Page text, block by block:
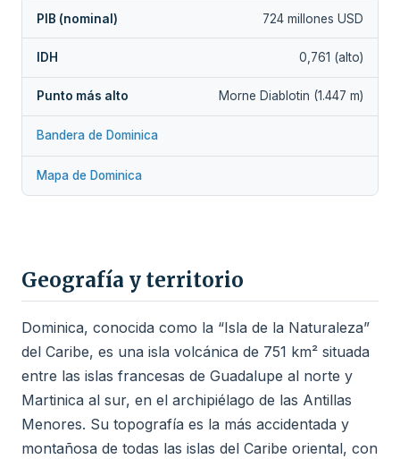
PIB (nominal) 724 millones USD
IDH 0,761 (alto)
Punto más alto Morne Diablotin (1.447 m)
Bandera de Dominica
Mapa de Dominica
Geografía y territorio
Dominica, conocida como la “Isla de la Naturaleza”
del Caribe, es una isla volcánica de 751 km² situada
entre las islas francesas de Guadalupe al norte y
Martinica al sur, en el archipiélago de las Antillas
Menores. Su topografía es la más accidentada y
montañosa de todas las islas del Caribe oriental, con